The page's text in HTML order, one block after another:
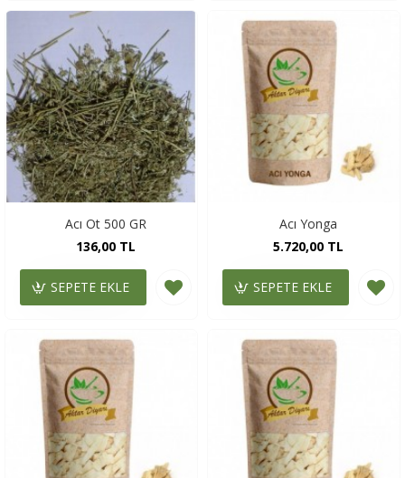
Acı Ot 500 GR
136,00 TL
SEPETE EKLE
Acı Yonga
5.720,00 TL
SEPETE EKLE